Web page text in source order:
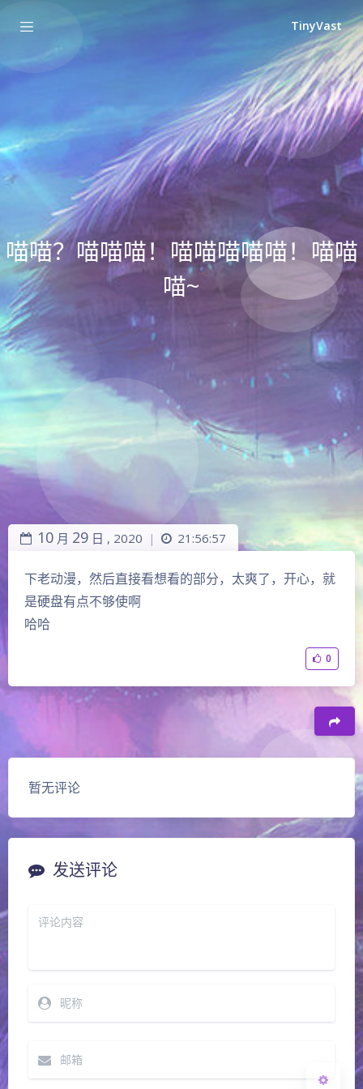
TinyVast
喵喵？喵喵喵！喵喵喵喵喵！喵喵
喵~
夜间模式
浅阴影 深阴影
10 月 29 日 , 2020 | 21:56:57
下老动漫，然后直接看想看的部分，太爽了，开心，就
是硬盘有点不够使啊
哈哈
0
暂无评论
发送评论